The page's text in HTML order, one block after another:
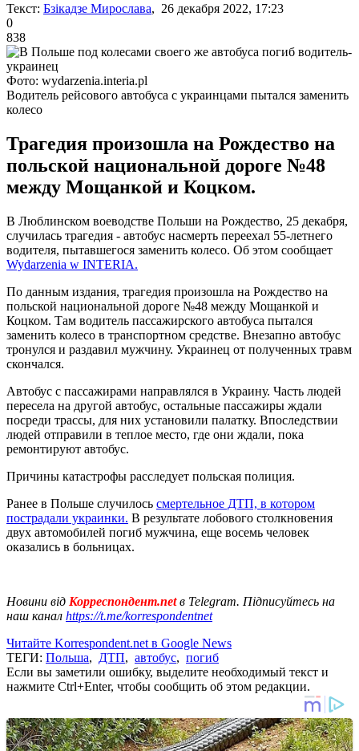
Текст: Бзікадзе Мирослава, 26 декабря 2022, 17:23
0
838
Фото: wydarzenia.interia.pl
Водитель рейсового автобуса с украинцами пытался заменить
колесо
Трагедия произошла на Рождество на
польской национальной дороге №48
между Мощанкой и Коцком.
В Люблинском воеводстве Польши на Рождество, 25 декабря,
случилась трагедия - автобус насмерть переехал 55-летнего
водителя, пытавшегося заменить колесо. Об этом сообщает
Wydarzenia w INTERIA.
По данным издания, трагедия произошла на Рождество на
польской национальной дороге №48 между Мощанкой и
Коцком. Там водитель пассажирского автобуса пытался
заменить колесо в транспортном средстве. Внезапно автобус
тронулся и раздавил мужчину. Украинец от полученных травм
скончался.
Автобус с пассажирами направлялся в Украину. Часть людей
пересела на другой автобус, остальные пассажиры ждали
посреди трассы, для них установили палатку. Впоследствии
людей отправили в теплое место, где они ждали, пока
ремонтируют автобус.
Причины катастрофы расследует польская полиция.
Ранее в Польше случилось смертельное ДТП, в котором
пострадали украинки. В результате лобового столкновения
двух автомобилей погиб мужчина, еще восемь человек
оказались в больницах.
Новини від Корреспондент.netв Telegram. Підписуйтесь на
наш канал https://t.me/korrespondentnet
Читайте Korrespondent.net в Google News
ТЕГИ: Польша, ДТП, автобус, погиб
Если вы заметили ошибку, выделите необходимый текст и
нажмите Ctrl+Enter, чтобы сообщить об этом редакции.